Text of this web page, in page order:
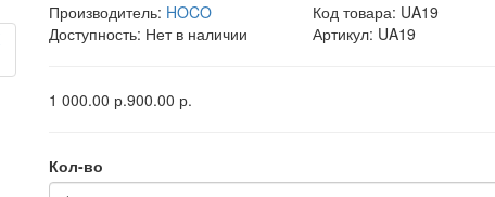
Производитель: HOCO Код товара: UA19
Доступность: Нет в наличии
Артикул: UA19
1 000.00 р.900.00 р.
Кол-во